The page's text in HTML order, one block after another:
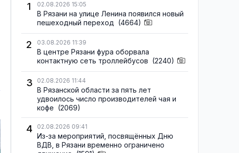
1
02.08.2026 15:05
В Рязани на улице Ленина появился новый
пешеходный переход (4664)
2 03.08.2026 11:39
В центре Рязани фура оборвала
контактную сеть троллейбусов (2240)
3 02.08.2026 11:44
В Рязанской области за пять лет
удвоилось число производителей чая и
кофе (2069)
4 02.08.2026 09:41
Из-за мероприятий, посвящённых Дню
ВДВ, в Рязани временно ограничено